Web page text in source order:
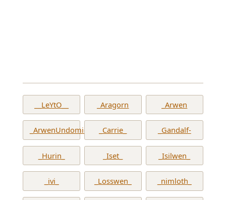
__LeYtO__ _Aragorn _Arwen
_ArwenUndomiel_ _Carrie_ _Gandalf-
_Hurin_ _Iset_ _Isilwen_
_ivi_ _Losswen_ _nimloth_